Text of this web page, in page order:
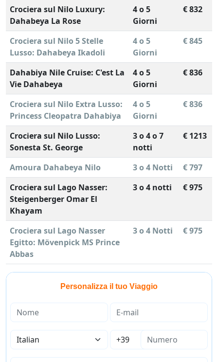
Crociera sul Nilo Luxury:
Dahabeya La Rose
4 o 5
Giorni
€ 832
Crociera sul Nilo 5 Stelle
Lusso: Dahabeya Ikadoli
4 o 5
Giorni
€ 845
Dahabiya Nile Cruise: C'est La
Vie Dahabeya
4 o 5
Giorni
€ 836
Crociera sul Nilo Extra Lusso:
Princess Cleopatra Dahabiya
4 o 5
Giorni
€ 836
Crociera sul Nilo Lusso:
Sonesta St. George
3 o 4 o 7
notti
€ 1213
Amoura Dahabeya Nilo 3 o 4 Notti
€ 797
Crociera sul Lago Nasser:
Steigenberger Omar El
Khayam
3 o 4 notti € 975
Crociera sul Lago Nasser
Egitto: Mövenpick MS Prince
Abbas
3 o 4 Notti € 975
Personalizza il tuo Viaggio